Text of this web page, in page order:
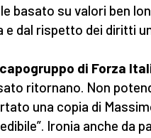
basato su valori ben
dal rispetto dei diritti
di Forza
ritornano. Non
una copia di
Ironia anche da